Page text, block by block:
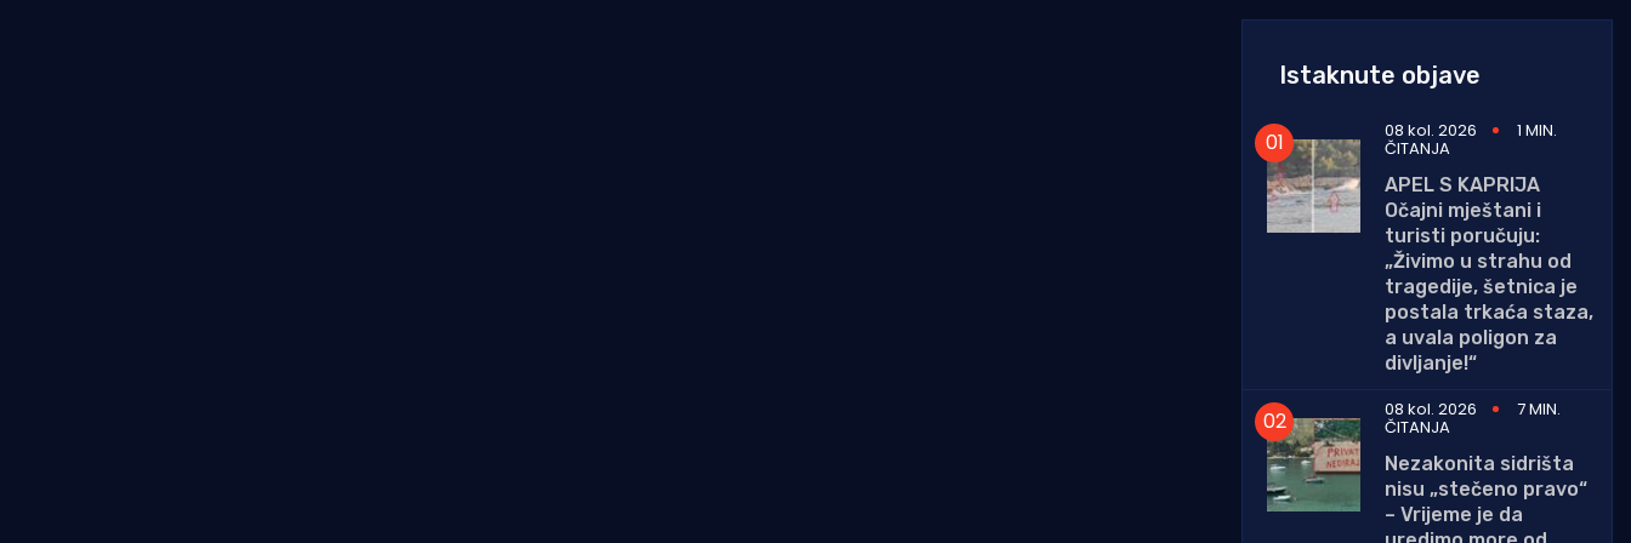
Istaknute objave
08 kol. 2026 1 MIN.
ČITANJA
APEL S KAPRIJA
Očajni mještani i
turisti poručuju:
„Živimo u strahu od
tragedije, šetnica je
postala trkaća staza,
a uvala poligon za
divljanje!“
08 kol. 2026
7 MIN.
ČITANJA
Nezakonita sidrišta
nisu „stečeno pravo“
– Vrijeme je da